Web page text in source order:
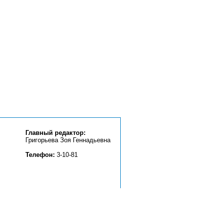
Главный редактор:
Григорьева Зоя Геннадьевна
Телефон: 3-10-81